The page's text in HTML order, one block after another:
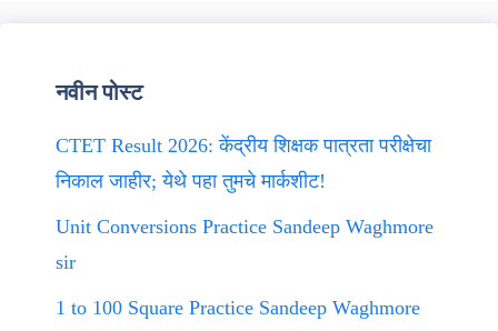
नवीन पोस्ट
CTET Result 2026: केंद्रीय शिक्षक पात्रता परीक्षेचा
निकाल जाहीर; येथे पहा तुमचे मार्कशीट!
Unit Conversions Practice Sandeep Waghmore
sir
1 to 100 Square Practice Sandeep Waghmore